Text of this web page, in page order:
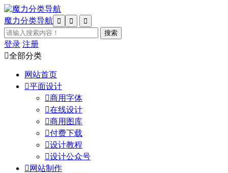
魔力分类导航   
登录 注册
全部分类
网站首页
平面设计
商用字体
在线设计
商用图库
付费下载
设计教程
设计公众号
 网站制作